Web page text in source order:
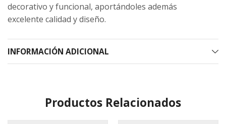
decorativo y funcional, aportándoles además
excelente calidad y diseño.
INFORMACIÓN ADICIONAL
Productos Relacionados